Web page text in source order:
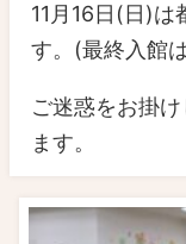
11月16日(日)は
す。(最終入館
ご迷惑をお掛
ます。